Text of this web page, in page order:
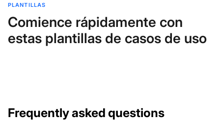
PLANTILLAS
Comience rápidamente con
estas plantillas de casos de uso
Frequently asked questions